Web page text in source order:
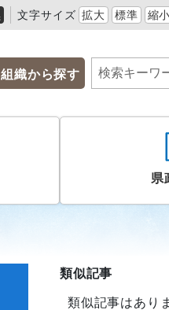
文字サイズ 拡大 標準 縮小
組織から探す
県
類似記事
類似記事はあり